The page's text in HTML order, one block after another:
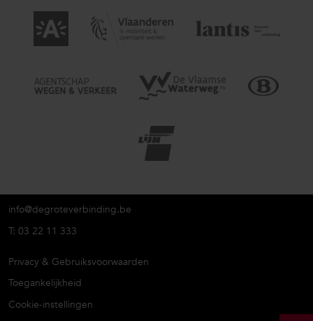
info@degroteverbinding.be
T: 03 22 11 333
Privacy & Gebruiksvoorwaarden
Toegankelijkheid
Cookie-instellingen